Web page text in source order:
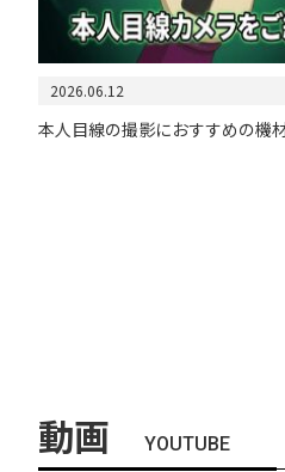
2026.06.12
本人目線の撮影におすすめの機
動画 YOUTUBE